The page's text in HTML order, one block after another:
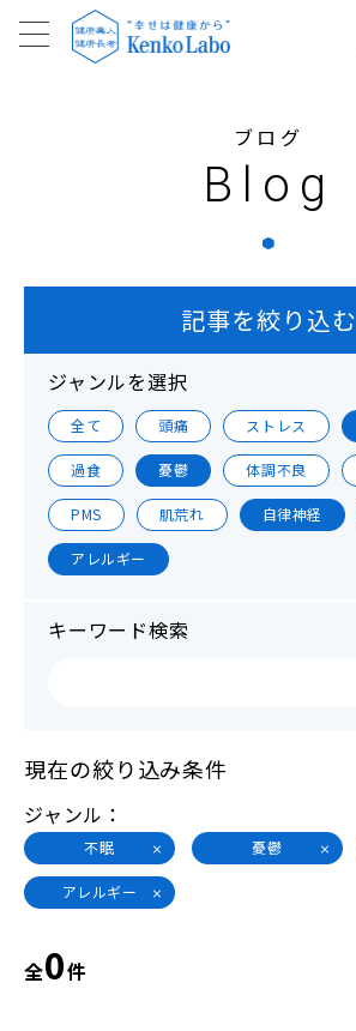
ブログ
Blog
記事を絞り込む
ジャンルを選択
全て 頭痛 ストレス
過食 憂鬱 体調不良
PMS 肌荒れ 自律神経
アレルギー
キーワード検索
現在の絞り込み条件
ジャンル
不眠 憂鬱
アレルギー
全0件